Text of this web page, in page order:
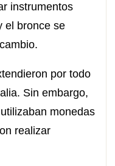
instrumentos
el bronce se
por todo
Sin embargo,
monedas
realizar